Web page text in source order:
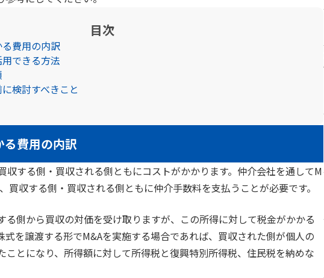
目次
費用の内訳
できる方法
検討すべきこと
費用の内訳
収する側・買収される側ともにコストがかかります。仲介会社を通してM
買収する側・買収される側ともに仲介手数料を支払うことが必要です。
る側から買収の対価を受け取りますが、この所得に対して税金がかかる
式を譲渡する形でM&Aを実施する場合であれば、買収された側が個人の
ことになり、所得額に対して所得税と復興特別所得税、住民税を納めな